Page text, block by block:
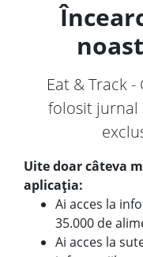
Eat & Track
folosit jurnal
Uite doar câteva
aplicația:
Ai acces la
35.000 de
Ai acces la